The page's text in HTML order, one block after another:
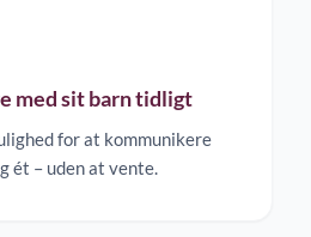
med sit barn tidligt
for at kommunikere
ét – uden at vente.